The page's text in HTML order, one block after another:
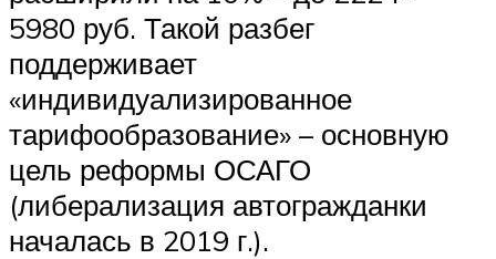
5980 руб. Такой разбег
поддерживает
«индивидуализированное
тарифообразование» – основную
цель реформы ОСАГО
(либерализация автогражданки
началась в 2019 г.).